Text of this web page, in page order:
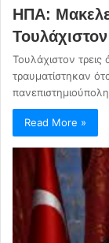
ΗΠΑ:
Τουλάχιστον
τραυματίστηκαν
Read More »